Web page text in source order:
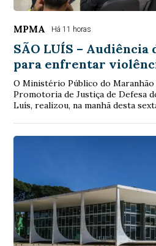
MPMA Há 11 horas
SÃO LUÍS – Audiência
para enfrentar
O Ministério Público do Maranhão
Promotoria de Justiça de Defesa
Luís, realizou, na manhã desta